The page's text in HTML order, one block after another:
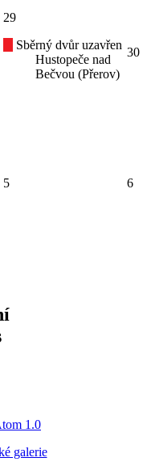
29
Sběrný dvůr uzavřen
Hustopeče nad
Bečvou (Přerov)
30
5 6